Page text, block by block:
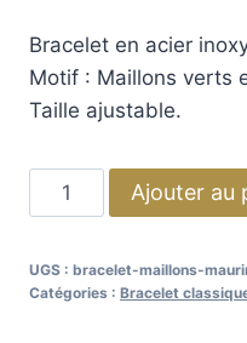
Bracelet en acier
Motif : Maillons verts
Taille ajustable.
Ajouter au
UGS : bracelet-maillons-
Catégories : Bracelet